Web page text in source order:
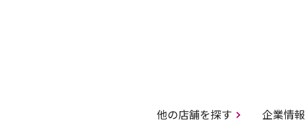
他の店舗を探す 企業情報